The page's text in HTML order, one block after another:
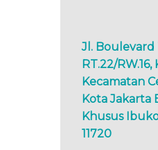
Jl. Boulevard
RT.22/RW.16,
Kecamatan
Kota Jakarta
Khusus
11720